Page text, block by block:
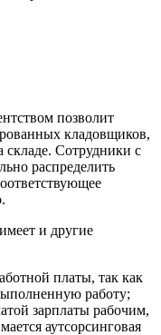
позволит
кладовщиков,
складе. Сотрудники с
распределить
имеет и другие
платы, так как
работу;
зарплаты рабочим,
аутсорсинговая